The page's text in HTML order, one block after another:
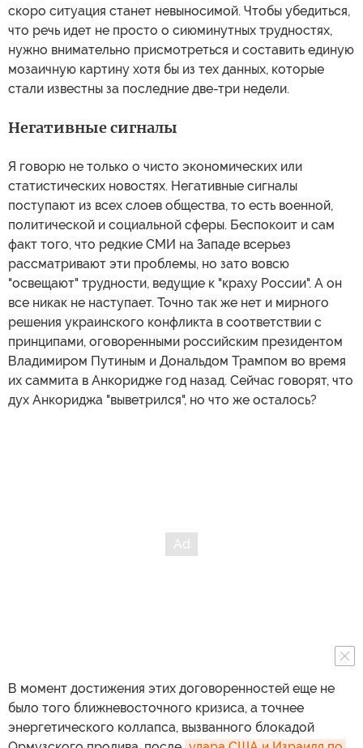
скоро ситуация станет невыносимой. Чтобы убедиться,
что речь идет не просто о сиюминутных трудностях,
нужно внимательно присмотреться и составить единую
мозаичную картину хотя бы из тех данных, которые
стали известны за последние две-три недели.
Негативные сигналы
Я говорю не только о чисто экономических или
статистических новостях. Негативные сигналы
поступают из всех слоев общества, то есть военной,
политической и социальной сферы. Беспокоит и сам
факт того, что редкие СМИ на Западе всерьез
рассматривают эти проблемы, но зато вовсю
"освещают" трудности, ведущие к "краху России". А он
все никак не наступает. Точно так же нет и мирного
решения украинского конфликта в соответствии с
принципами, оговоренными российским президентом
Владимиром Путиным и Дональдом Трампом во время
их саммита в Анкоридже год назад. Сейчас говорят, что
дух Анкориджа "выветрился", но что же осталось?
В момент достижения этих договоренностей еще не
было того ближневосточного кризиса, а точнее
энергетического коллапса, вызванного блокадой